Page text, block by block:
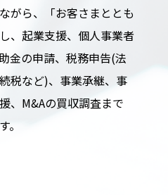
がら、「お客さまととも
、起業支援、個人事業者
金の申請、税務申告(法
税など)、事業承継、事
、M&Aの買収調査まで